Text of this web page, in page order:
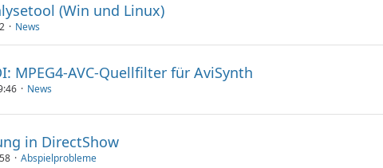
(Win und Linux)
News
MPEG4-AVC-Quellfilter für AviSynth
News
in DirectShow
Abspielprobleme